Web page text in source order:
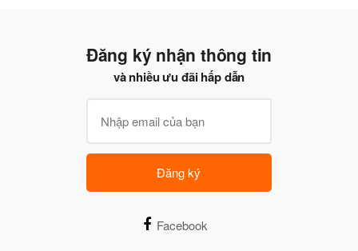
Đăng ký nhận thông tin
và nhiều ưu đãi hấp dẫn
Đăng ký
Facebook